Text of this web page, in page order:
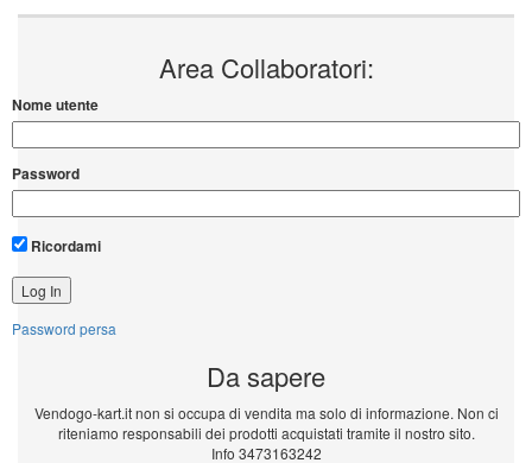
Area Collaboratori:
Nome utente
Password
Ricordami
Password persa
Da sapere
Vendogo-kart.it non si occupa di vendita ma solo di informazione. Non ci
riteniamo responsabili dei prodotti acquistati tramite il nostro sito.
Info 3473163242